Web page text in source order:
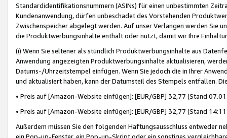
Standardidentifikationsnummern (ASINs) für einen unbestimmten
Kundenanwendung, dürfen unbeschadet des Vorstehenden
Zwischenspeicher abgelegt werden. Auf unser Verlangen werden Sie
die Produktwerbungsinhalte enthält oder nutzt, damit wir Ihre
(i) Wenn Sie seltener als stündlich Produktwerbungsinhalte aus
Anwendung angezeigten Produktwerbungsinhalte aktualisieren,
Datums-/Uhrzeitstempel einfügen. Wenn Sie jedoch die in Ihrer
und aktualisiert haben, kann der Datumsteil des Stempels entfallen.
• Preis auf [Amazon-Website einfügen]: [EUR/GBP] 32,77 (Stand
• Preis auf [Amazon-Website einfügen]: [EUR/GBP] 32,77 (Stand
Außerdem müssen Sie den folgenden Haftungsausschluss entweder
ein Pop-up-Fenster, ein Pop-up-Skript oder ein sonstiges